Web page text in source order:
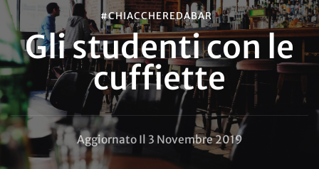
#CHIACCHEREDABAR
Gli studenti con le
cuffiette
Aggiornato Il 3 Novembre 2019